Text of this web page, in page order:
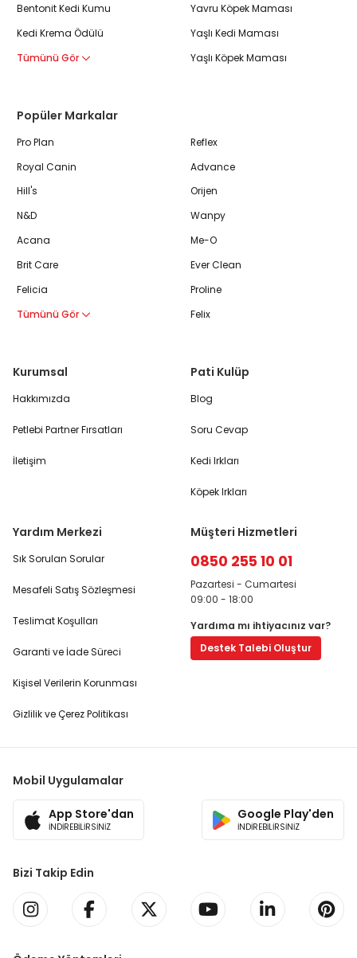
Bentonit Kedi Kumu
Kedi Krema Ödülü
Tümünü Gör
Yavru Köpek Maması
Yaşlı Kedi Maması
Yaşlı Köpek Maması
Popüler Markalar
Pro Plan
Royal Canin
Hill's
N&D
Acana
Brit Care
Felicia
Tümünü Gör
Reflex
Advance
Orijen
Wanpy
Me-O
Ever Clean
Proline
Felix
Kurumsal
Hakkımızda
Petlebi Partner Fırsatları
İletişim
Pati Kulüp
Blog
Soru Cevap
Kedi Irkları
Köpek Irkları
Yardım Merkezi
Sık Sorulan Sorular
Mesafeli Satış Sözleşmesi
Teslimat Koşulları
Garanti ve İade Süreci
Kişisel Verilerin Korunması
Gizlilik ve Çerez Politikası
Müşteri Hizmetleri
0850 255 10 01
Pazartesi - Cumartesi
09:00 - 18:00
Yardıma mı ihtiyacınız var?
Destek Talebi Oluştur
Mobil Uygulamalar
App Store'dan
İNDİREBİLİRSİNİZ
Google Play'den
İNDİREBİLİRSİNİZ
Bizi Takip Edin